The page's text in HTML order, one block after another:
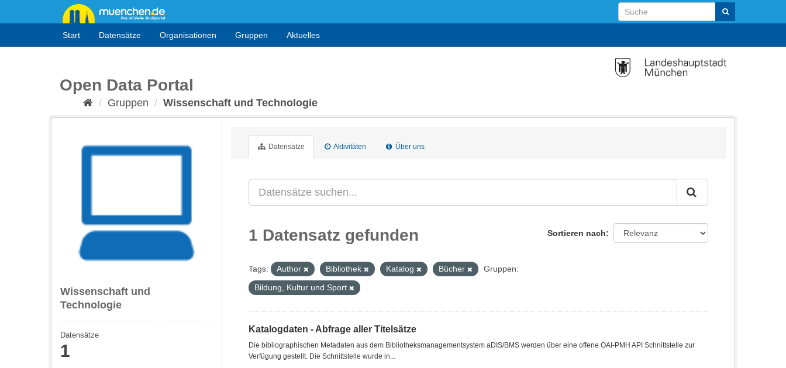
Start Datensätze Organisationen Gruppen Aktuelles
Open Data Portal
Gruppen Wissenschaft und Technologie
Wissenschaft und
Technologie
Datensätze
1
Datensätze Aktivitäten Über uns
Sortieren nach
1 Datensatz gefunden
Tags: Author Bibliothek Katalog Bücher
Gruppen:
Bildung, Kultur und Sport
Katalogdaten - Abfrage aller Titelsätze
Die bibliographischen Metadaten aus dem Bibliotheksmanagementsystem aDIS/BMS werden über eine offene OAI-PMH API Schnittstelle zur
Verfügung gestellt. Die Schnittstelle wurde in...